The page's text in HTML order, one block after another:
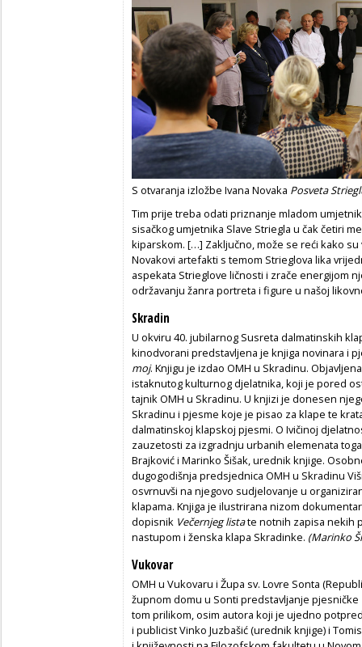
S otvaranja izložbe Ivana Novaka Posveta
Tim prije treba odati priznanje mladom
sisačkog umjetnika Slave Striegla u čak četiri
kiparskom. […] Zaključno, može se reći kako
Novakovi artefakti s temom Strieglova lika
aspekata Strieglove ličnosti i zrače energijom
održavanju žanra portreta i figure u našoj
Skradin
U okviru 40. jubilarnog Susreta dalmatinskih
kinodvorani predstavljena je knjiga novinara i
moj. Knjigu je izdao OMH u Skradinu.
istaknutog kulturnog djelatnika, koji je pored
tajnik OMH u Skradinu. U knjizi je donesen
Skradinu i pjesme koje je pisao za klape te
dalmatinskoj klapskoj pjesmi. O Ivičinoj
zauzetosti za izgradnju urbanih elemenata
Brajković i Marinko Šišak, urednik knjige.
dugogodišnja predsjednica OMH u Skradinu
osvrnuvši na njegovo sudjelovanje u
klapama. Knjiga je ilustrirana nizom
dopisnik Večernjeg listate notnih zapisa nekih
nastupom i ženska klapa Skradinke. (Marinko
Vukovar
OMH u Vukovaru i Župa sv. Lovre Sonta
župnom domu u Sonti predstavljanje
tom prilikom, osim autora koji je ujedno
i publicist Vinko Juzbašić (urednik knjige) i